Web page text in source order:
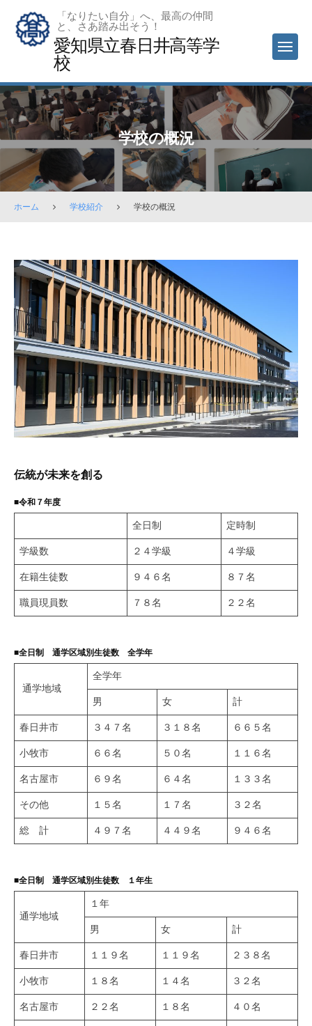
content
「なりたい自分」へ、最高の仲間
と、さあ踏み出そう！
愛知県立春日井高等学
校
学校の概況
ホーム 学校紹介 学校の概況
学
校
の
概
況
2025
年
11
月
27
伝統が未来を創る
■令和７年度
全日制 定時制
学級数 ２４学級 ４学級
在籍生徒数 ９４６名 ８７名
職員現員数 ７８名 ２２名
■全日制 通学区域別生徒数 全学年
通学地域
全学年
男 女 計
春日井市 ３４７名 ３１８名 ６６５名
小牧市 ６６名 ５０名 １１６名
名古屋市 ６９名 ６４名 １３３名
その他 １５名 １７名 ３２名
総 計 ４９７名 ４４９名 ９４６名
■全日制 通学区域別生徒数 １年生
通学地域
１年
男 女 計
春日井市 １１９名 １１９名 ２３８名
小牧市 １８名 １４名 ３２名
名古屋市 ２２名 １８名 ４０名